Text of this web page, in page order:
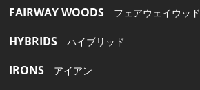
FAIRWAY WOODS フェアウェイウッド
HYBRIDS ハイブリッド
IRONS アイアン